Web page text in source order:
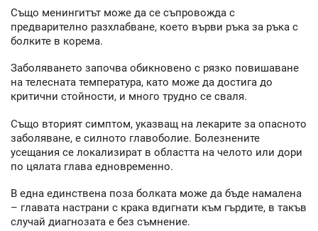
Също менингитът може да се съпровожда с
предварително разхлабване, което върви ръка за ръка с
болките в корема.
Заболяването започва обикновено с рязко повишаване
на телесната температура, като може да достига до
критични стойности, и много трудно се сваля.
Също вторият симптом, указващ на лекарите за опасното
заболяване, е силното главоболие. Болезнените
усещания се локализират в областта на челото или дори
по цялата глава едновременно.
В една единствена поза болката може да бъде намалена
– главата настрани с крака вдигнати към гърдите, в такъв
случай диагнозата е без съмнение.